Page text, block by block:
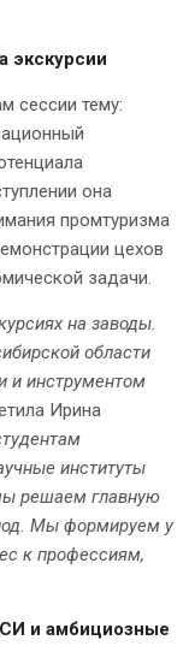
экскурсии
сессии тему:
она
промтуризма
цехов
задачи.
на заводы.
области
и инструментом
Ирина
институты
решаем главную
Мы формируем у
к профессиям,
и амбициозные